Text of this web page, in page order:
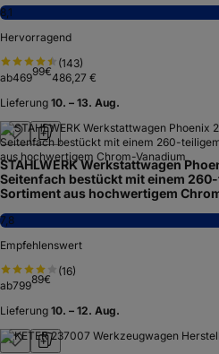
8,1
Hervorragend
(143)
ab46999€486,27 €
Lieferung 10. – 13. Aug.
STAHLWERK Werkstattwagen
Seitenfach bestückt mit einem
Sortiment aus hochwertigem
7,8
Empfehlenswert
(16)
ab79989€
Lieferung 10. – 12. Aug.